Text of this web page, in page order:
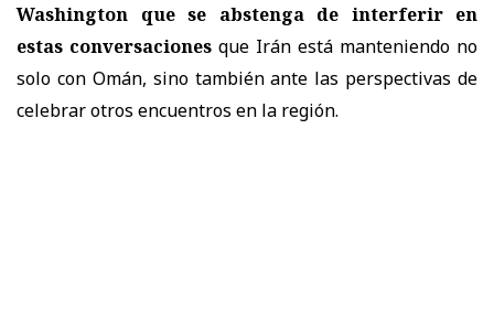
Washington que se abstenga de interferir en
estas conversaciones que Irán está manteniendo no
solo con Omán, sino también ante las perspectivas de
celebrar otros encuentros en la región.